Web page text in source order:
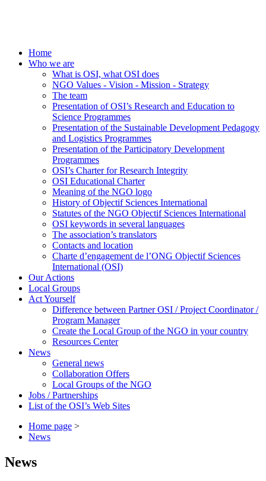
Home
Who we are
What is OSI, what OSI does
NGO Values - Vision - Mission - Strategy
The team
Presentation of OSI’s Research and Education to
Science Programmes
Presentation of the Sustainable Development Pedagogy
and Logistics Programmes
Presentation of the Participatory Development
Programmes
OSI’s Charter for Research Integrity
OSI Educational Charter
Meaning of the NGO logo
History of Objectif Sciences International
Statutes of the NGO Objectif Sciences International
OSI keywords in several languages
The association’s translators
Contacts and location
Charte d’engagement de l’ONG Objectif Sciences
International (OSI)
Our Actions
Local Groups
Act Yourself
Difference between Partner OSI / Project Coordinator /
Program Manager
Create the Local Group of the NGO in your country
Resources Center
News
General news
Collaboration Offers
Local Groups of the NGO
Jobs / Partnerships
List of the OSI’s Web Sites
Home page >
News
News